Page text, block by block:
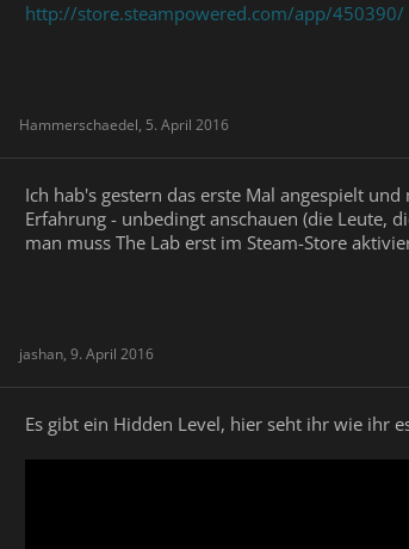
http://store.steampowered.com/app/450390/
Hammerschaedel, 5. April 2016
Ich hab's gestern das erste Mal angespielt
Erfahrung - unbedingt anschauen (die Leute,
man muss The Lab erst im Steam-Store
jashan, 9. April 2016
Es gibt ein Hidden Level, hier seht ihr wie ihr